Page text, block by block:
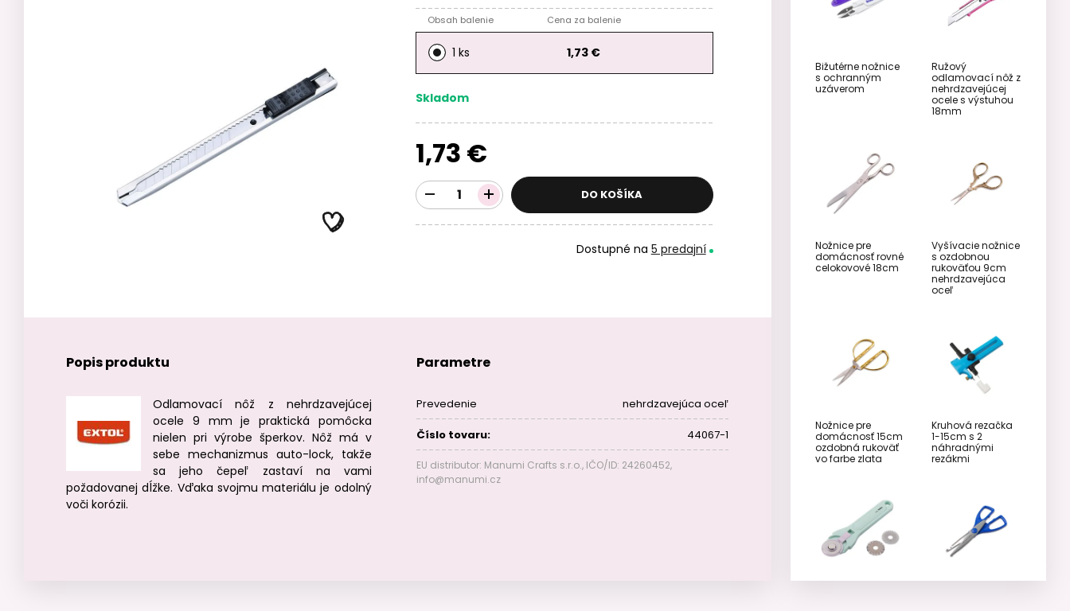
Obsah balenie Cena za balenie
1 ks 1,73 €
Skladom
1,73 €
DO KOŠÍKA
Dostupné na 5 predajní
Popis produktu
Odlamovací nôž z nehrdzavejúcej
ocele 9 mm je praktická pomôcka
nielen pri výrobe šperkov. Nôž má v
sebe mechanizmus auto-lock, takže
sa jeho čepeľ zastaví na vami
požadovanej dĺžke. Vďaka svojmu materiálu je odolný
voči korózii.
Parametre
Prevedenie nehrdzavejúca oceľ
Číslo tovaru: 44067-1
EU distributor: Manumi Crafts s.r.o., IČO/ID: 24260452,
info@manumi.cz
Bižutérne nožnice
s ochranným
uzáverom
Ružový
odlamovací nôž z
nehrdzavejúcej
ocele s výstuhou
18mm
Nožnice pre
domácnosť rovné
celokovové 18cm
Vyšívacie nožnice
s ozdobnou
rukoväťou 9cm
nehrdzavejúca
oceľ
Nožnice pre
domácnosť 15cm
ozdobná rukoväť
vo farbe zlata
Kruhová rezačka
1-15cm s 2
náhradnými
rezákmi